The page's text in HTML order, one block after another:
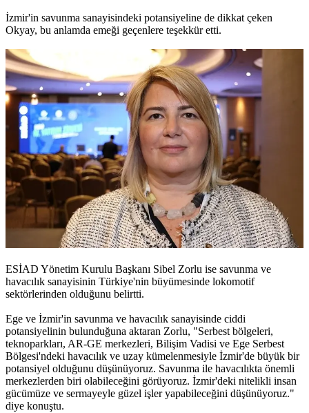
İzmir'in savunma sanayisindeki potansiyeline de dikkat çeken
Okyay, bu anlamda emeği geçenlere teşekkür etti.
ESİAD Yönetim Kurulu Başkanı Sibel Zorlu ise savunma ve
havacılık sanayisinin Türkiye'nin büyümesinde lokomotif
sektörlerinden olduğunu belirtti.
Ege ve İzmir'in savunma ve havacılık sanayisinde ciddi
potansiyelinin bulunduğuna aktaran Zorlu, "Serbest bölgeleri,
teknoparkları, AR-GE merkezleri, Bilişim Vadisi ve Ege Serbest
Bölgesi'ndeki havacılık ve uzay kümelenmesiyle İzmir'de büyük bir
potansiyel olduğunu düşünüyoruz. Savunma ile havacılıkta önemli
merkezlerden biri olabileceğini görüyoruz. İzmir'deki nitelikli insan
gücümüze ve sermayeyle güzel işler yapabileceğini düşünüyoruz."
diye konuştu.